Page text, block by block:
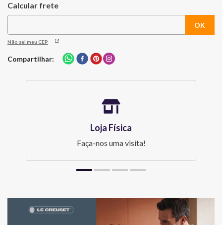
se quebre.
Taça Bordeaux Gran Cru 690 ml 2 Peças Strauss
Contém:
Não sei meu CEP
Compartilhar
Loja Física
Faça-nos uma visita!